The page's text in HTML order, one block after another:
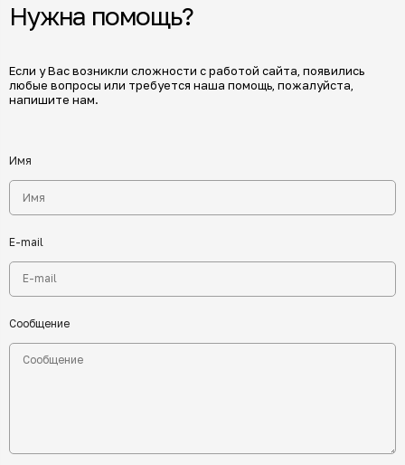
Нужна помощь?
Если у Вас возникли сложности с работой сайта, появились
любые вопросы или требуется наша помощь, пожалуйста,
напишите нам.
Имя
E-mail
Сообщение